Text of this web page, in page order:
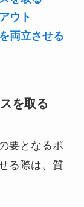
ウト
両立させる
を取る
要となるポ
る際は、質